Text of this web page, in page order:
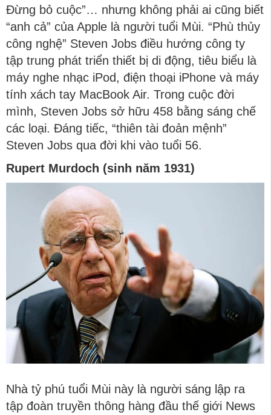
Đừng bỏ cuộc”… nhưng không phải ai cũng biết
“anh cả” của Apple là người tuổi Mùi. “Phù thủy
công nghệ” Steven Jobs điều hướng công ty
tập trung phát triển thiết bị di động, tiêu biểu là
máy nghe nhạc iPod, điện thoại iPhone và máy
tính xách tay MacBook Air. Trong cuộc đời
mình, Steven Jobs sở hữu 458 bằng sáng chế
các loại. Đáng tiếc, “thiên tài đoản mệnh”
Steven Jobs qua đời khi vào tuổi 56.
Rupert Murdoch (sinh năm 1931)
Nhà tỷ phú tuổi Mùi này là người sáng lập ra
tập đoàn truyền thông hàng đầu thế giới News